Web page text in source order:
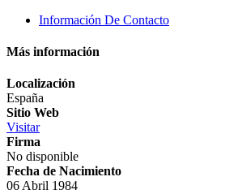
Información De Contacto
Más información
Localización
España
Sitio Web
Visitar
Firma
No disponible
Fecha de Nacimiento
06 Abril 1984